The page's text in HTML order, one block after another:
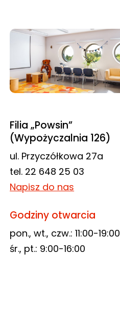
Filia „Powsin”
(Wypożyczalnia 126)
ul. Przyczółkowa 27a
tel. 22 648 25 03
Napisz do nas
Godziny otwarcia
pon., wt., czw.: 11:00-19:00
śr., pt.: 9:00-16:00